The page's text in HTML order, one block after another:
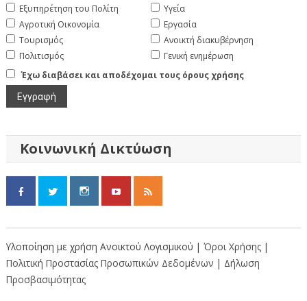
Εξυπηρέτηση του Πολίτη
Αγροτική Οικονομία
Τουρισμός
Πολιτισμός
Υγεία
Εργασία
Ανοικτή διακυβέρνηση
Γενική ενημέρωση
Έχω διαβάσει και αποδέχομαι τους όρους χρήσης
Κοινωνική Δικτύωση
Υλοποίηση με χρήση Ανοικτού Λογισμικού | Όροι Χρήσης |
Πολιτική Προστασίας Προσωπικών Δεδομένων | Δήλωση
Προσβασιμότητας